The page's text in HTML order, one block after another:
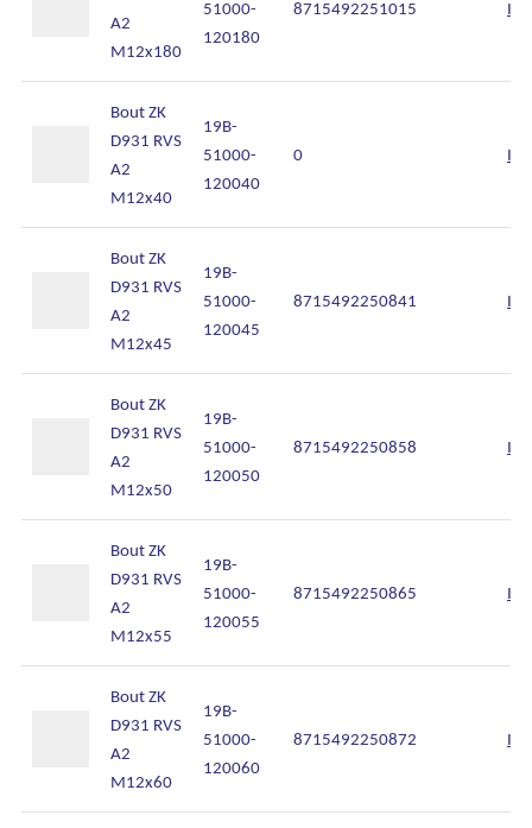
A2
M12x180
51000-
120180
8715492251015
Bout ZK
D931 RVS
A2
M12x40
19B-
51000-
120040
0
Bout ZK
D931 RVS
A2
M12x45
19B-
51000-
120045
8715492250841
Bout ZK
D931 RVS
A2
M12x50
19B-
51000-
120050
8715492250858
Bout ZK
D931 RVS
A2
M12x55
19B-
51000-
120055
8715492250865
Bout ZK
D931 RVS
A2
M12x60
19B-
51000-
120060
8715492250872